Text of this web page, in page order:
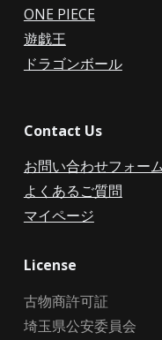
ONE PIECE
遊戯王
ドラゴンボール
Contact Us
お問い合わせフォー
よくあるご質問
マイページ
License
古物商許可証
埼玉県公安委員会